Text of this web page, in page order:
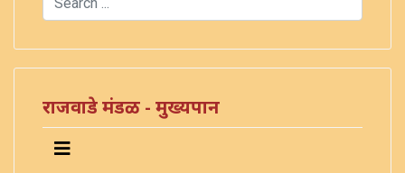
राजवाडे मंडळ - मुख्यपान